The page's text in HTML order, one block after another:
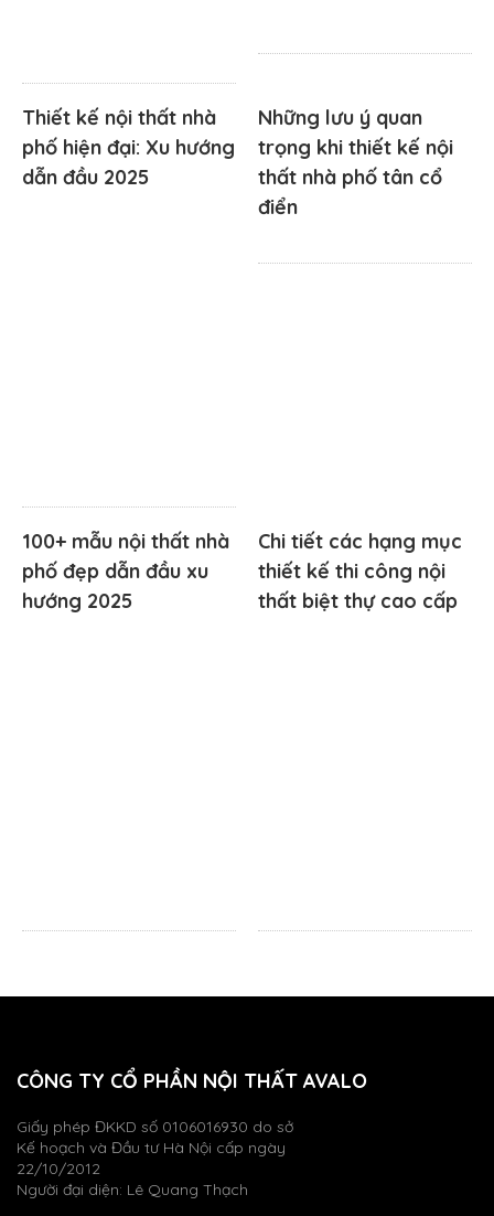
Thiết kế nội thất nhà
phố hiện đại: Xu hướng
dẫn đầu 2025
Những lưu ý quan
trọng khi thiết kế nội
thất nhà phố tân cổ
điển
100+ mẫu nội thất nhà
phố đẹp dẫn đầu xu
hướng 2025
Chi tiết các hạng mục
thiết kế thi công nội
thất biệt thự cao cấp
CÔNG TY CỔ PHẦN NỘI THẤT AVALO
Giấy phép ĐKKD số 0106016930 do sở
Kế hoạch và Đầu tư Hà Nội cấp ngày
22/10/2012
Người đại diện: Lê Quang Thạch